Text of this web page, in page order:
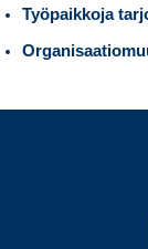
Työpaikkoja